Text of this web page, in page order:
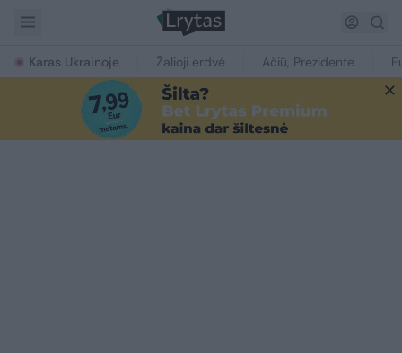
Karas Ukrainoje Žalioji erdvė Ačiū, Prezidente